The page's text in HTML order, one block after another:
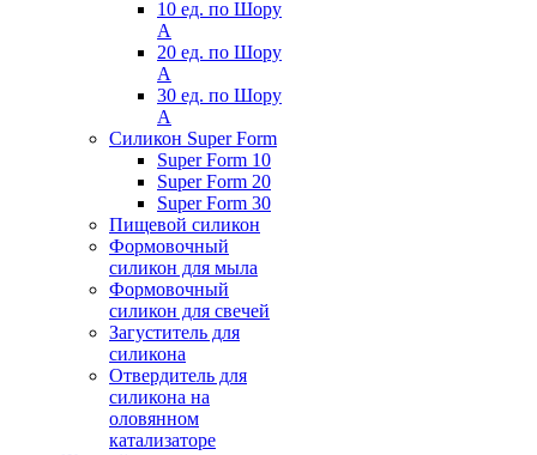
10 ед. по Шору
А
20 ед. по Шору
А
30 ед. по Шору
А
Силикон Super Form
Super Form 10
Super Form 20
Super Form 30
Пищевой силикон
Формовочный
силикон для мыла
Формовочный
силикон для свечей
Загуститель для
силикона
Отвердитель для
силикона на
оловянном
катализаторе